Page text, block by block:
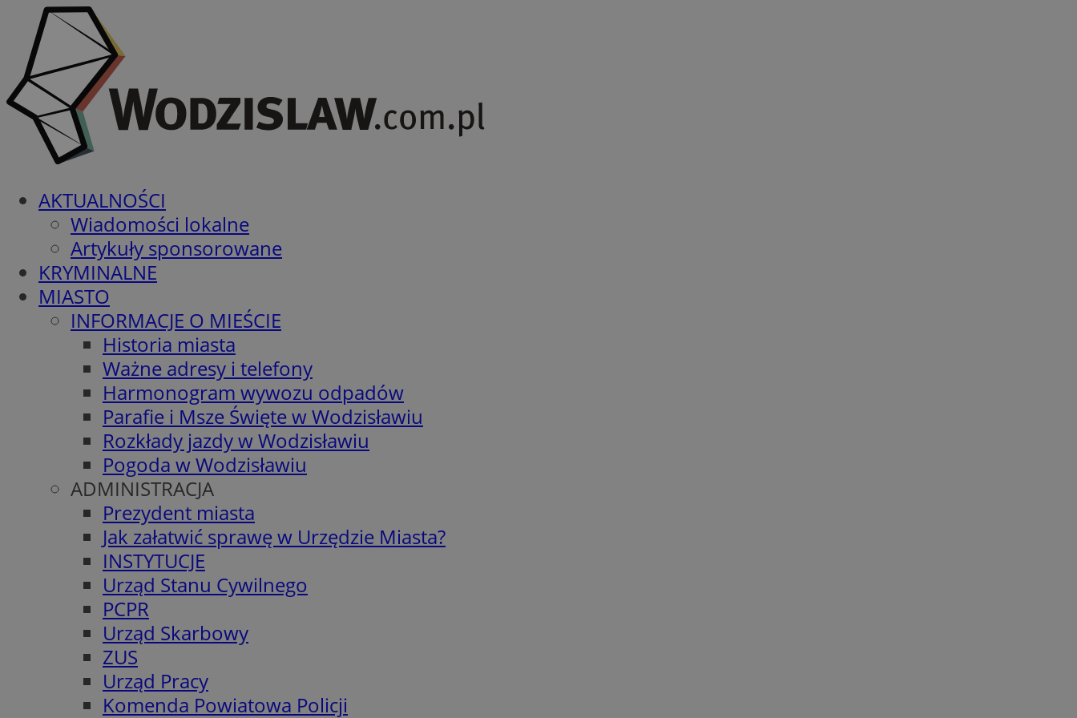
AKTUALNOŚCI
Wiadomości lokalne
Artykuły sponsorowane
KRYMINALNE
MIASTO
INFORMACJE O MIEŚCIE
Historia miasta
Ważne adresy i telefony
Harmonogram wywozu odpadów
Parafie i Msze Święte w Wodzisławiu
Rozkłady jazdy w Wodzisławiu
Pogoda w Wodzisławiu
ADMINISTRACJA
Prezydent miasta
Jak załatwić sprawę w Urzędzie Miasta?
INSTYTUCJE
Urząd Stanu Cywilnego
PCPR
Urząd Skarbowy
ZUS
Urząd Pracy
Komenda Powiatowa Policji